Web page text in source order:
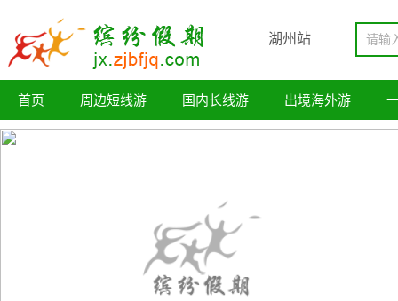
湖州站
首页 周边短线游 国内长线游 出境海外游